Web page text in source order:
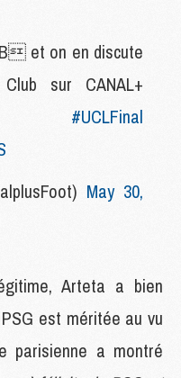
et on en discute
sur CANAL+
#UCLFinal
May 30,
Arteta a bien
est méritée au vu
parisienne a montré